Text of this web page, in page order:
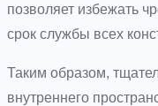
позволяет избежать
срок службы всех
Таким образом,
внутреннего